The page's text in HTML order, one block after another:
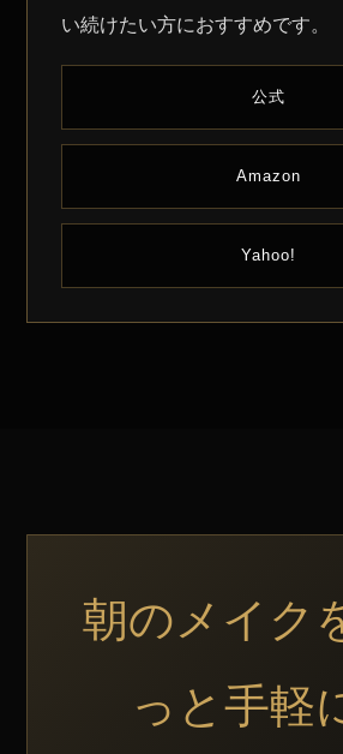
い続けたい方におすすめです。
公式
Amazon
Yahoo!
朝のメイク
っと手軽